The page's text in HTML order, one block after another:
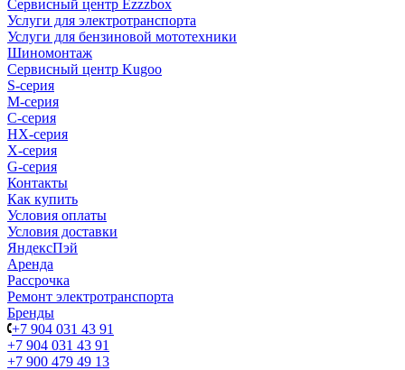
Сервисный центр Ezzzbox
Услуги для электротранспорта
Услуги для бензиновой мототехники
Шиномонтаж
Сервисный центр Kugoo
S-cерия
M-серия
С-серия
HX-серия
X-серия
G-серия
Контакты
Как купить
Условия оплаты
Условия доставки
ЯндексПэй
Аренда
Рассрочка
Ремонт электротранспорта
Бренды
+7 904 031 43 91
+7 904 031 43 91
+7 900 479 49 13